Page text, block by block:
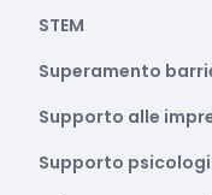
STEM
Superamento
Supporto alle
Supporto